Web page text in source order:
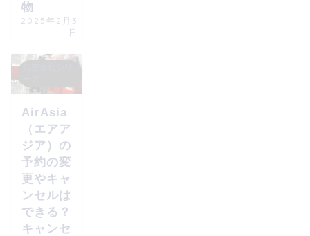
物
2025年2月3
日
AirAsia
（エアア
ジア）の
予約の変
更やキャ
ンセルは
できる？
キャンセ